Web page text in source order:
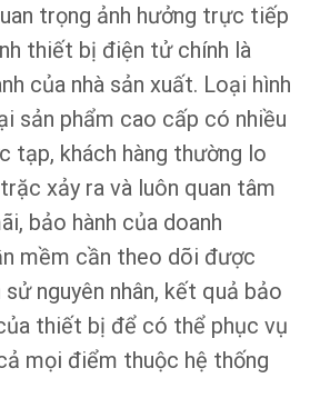
trọng ảnh hưởng trực tiếp
thiết bị điện tử chính là
của nhà sản xuất. Loại hình
sản phẩm cao cấp có nhiều
tạp, khách hàng thường lo
xảy ra và luôn quan tâm
bảo hành của doanh
mềm cần theo dõi được
nguyên nhân, kết quả bảo
thiết bị để có thể phục vụ
mọi điểm thuộc hệ thống